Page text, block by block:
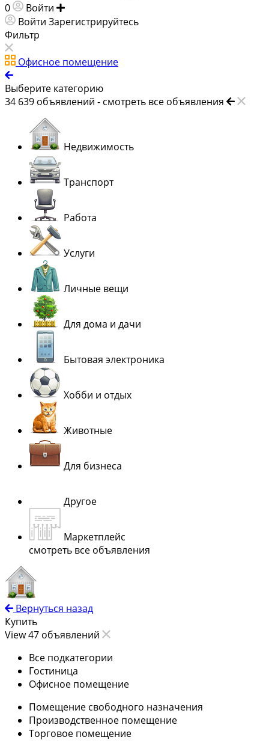
0 Войти
Войти Зарегистрируйтесь
Фильтр
Офисное помещение
Выберите категорию
34 639 объявлений - смотреть все объявления
Недвижимость
Транспорт
Работа
Услуги
Личные вещи
Для дома и дачи
Бытовая электроника
Хобби и отдых
Животные
Для бизнеса
Другое
Маркетплейс
смотреть все объявления
Вернуться назад
Купить
View 47 объявлений
Все подкатегории
Гостиница
Офисное помещение
Помещение свободного назначения
Производственное помещение
Торговое помещение